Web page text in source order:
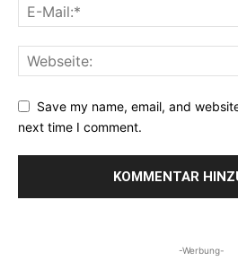
Save my name, email, and
next time I comment.
-Werbung-